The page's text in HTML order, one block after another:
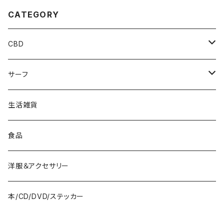
CATEGORY
CBD
Edibles
Drinks
Bath&Body
Vapes
サーフ
Surfboards
Wetsuits
Fins
Accessories
生活雑貨
食品
洋服＆アクセサリー
本/CD/DVD/ステッカー